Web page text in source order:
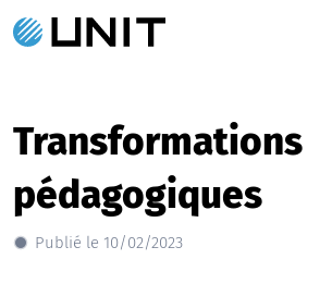
Transformations
pédagogiques
Publié le 10/02/2023